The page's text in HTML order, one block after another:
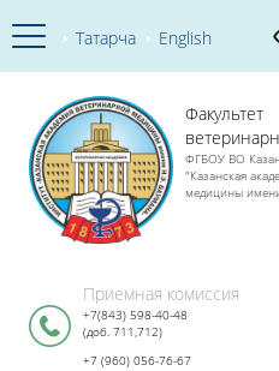
Татарча English
Факультет
ФГБОУ ВО
"Казанская
медицины
Приемная комиссия
+7(843) 598-40-48
(доб. 711,712)
+7 (960) 056-76-67